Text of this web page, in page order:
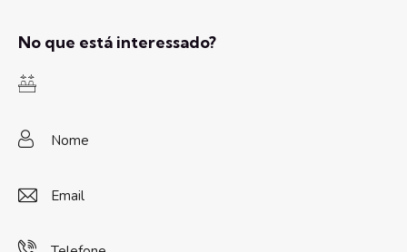
No que está interessado?